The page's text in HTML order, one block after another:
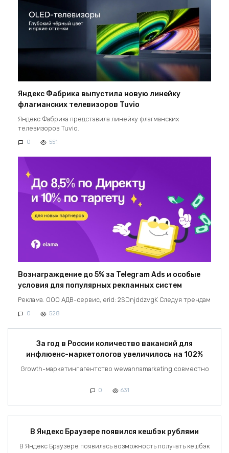
Яндекс Фабрика выпустила новую линейку
флагманских телевизоров Tuvio
Яндекс Фабрика представила линейку флагманских
телевизоров Tuvio.
0 551
Вознаграждение до 5% за Telegram Ads и особые
условия для популярных рекламных систем
Реклама. ООО АДВ-сервис, erid: 2SDnjddzvgK Следуя трендам
0 528
За год в России количество вакансий для
инфлюенс-маркетологов увеличилось на 102%
Growth-маркетинг агентство wewannamarketing совместно
0 631
В Яндекс Браузере появился кешбэк рублями
В Яндекс Браузере появилась возможность получать кешбэк